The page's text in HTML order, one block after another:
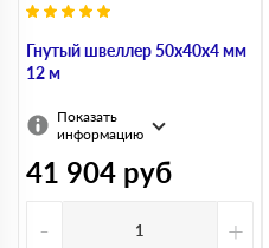
Гнутый швеллер 50х40х4 мм
12 м
Показать
информацию
41 904 руб
-
+